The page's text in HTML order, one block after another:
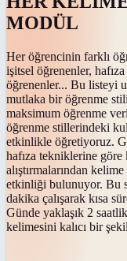
MODÜL
Her öğrencinin farklı
işitsel öğrenenler,
öğrenenler... Bu listeyi
mutlaka bir öğrenme
maksimum öğrenme
öğrenme stillerindeki
etkinlikle öğretiyoruz.
hafıza tekniklerine
alıştırmalarından
etkinliği bulunuyor. Bu
dakika çalışarak kısa
Günde yaklaşık 2
kelimesini kalıcı bir